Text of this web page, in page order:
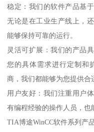
稳定：我们的软件产品基
无论是在工业生产线上，
能够保持可靠的运行。
灵活可扩展：我们的产品
您的具体需求进行定制和
商，我们都能够为您提供合
用户友好：我们注重用户
有编程经验的操作人员，也
TIA博途WinCC软件系列产